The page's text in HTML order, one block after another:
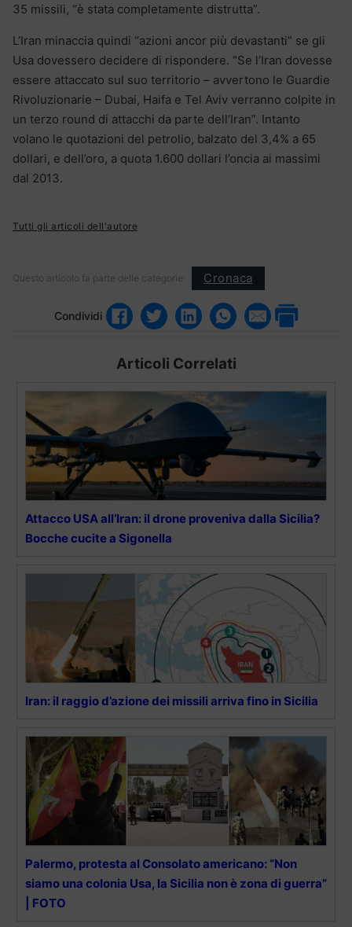
35 missili, “è stata completamente distrutta”.
L’Iran minaccia quindi “azioni ancor più devastanti” se gli
Usa dovessero decidere di rispondere. “Se l’Iran dovesse
essere attaccato sul suo territorio – avvertono le Guardie
Rivoluzionarie – Dubai, Haifa e Tel Aviv verranno colpite in
un terzo round di attacchi da parte dell’Iran”. Intanto
volano le quotazioni del petrolio, balzato del 3,4% a 65
dollari, e dell’oro, a quota 1.600 dollari l’oncia ai massimi
dal 2013.
Tutti gli articoli dell'autore
Questo articolo fa parte delle categorie: Cronaca
Condividi
Articoli Correlati
Attacco USA all’Iran: il drone proveniva dalla Sicilia?
Bocche cucite a Sigonella
Iran: il raggio d’azione dei missili arriva fino in Sicilia
Palermo, protesta al Consolato americano: “Non
siamo una colonia Usa, la Sicilia non è zona di guerra”
| FOTO